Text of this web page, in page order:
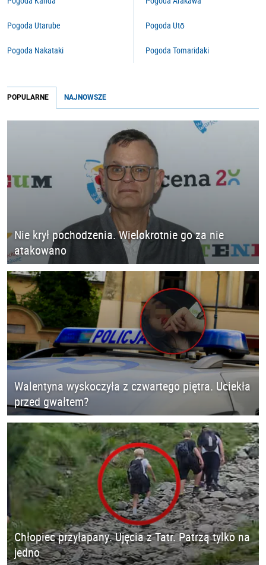
Pogoda Utarube
Pogoda Nakataki
Pogoda Utō
Pogoda Tomaridaki
POPULARNE NAJNOWSZE
Nie krył pochodzenia. Wielokrotnie go za nie
atakowano
Walentyna wyskoczyła z czwartego piętra. Uciekła
przed gwałtem?
Chłopiec przyłapany. Ujęcia z Tatr. Patrzą tylko na
jedno